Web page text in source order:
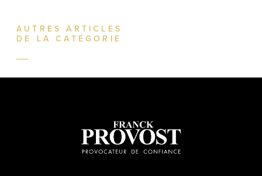
AUTRES ARTICLES
DE LA CATÉGORIE